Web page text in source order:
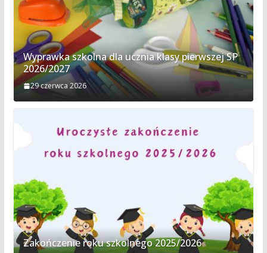
Wyprawka szkolna dla ucznia klasy pierwszej SP
2026/2027
29 czerwca 2026
Zakończenie roku szkolnego 2025/2026